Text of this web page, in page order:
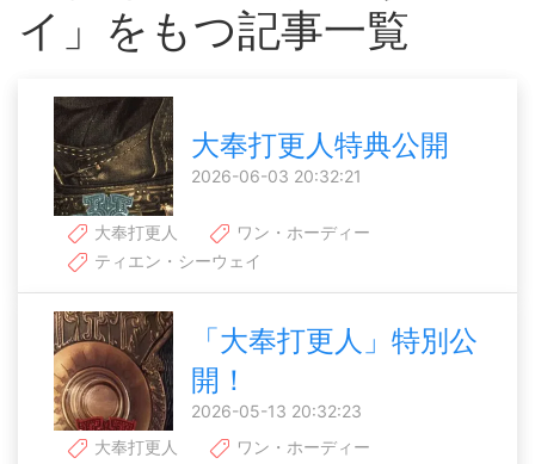
イ」をもつ記事一覧
大奉打更人特典公開
2026-06-03 20:32:21
大奉打更人
ワン・ホーディー
ティエン・シーウェイ
「大奉打更人」特別公
開！
2026-05-13 20:32:23
大奉打更人
ワン・ホーディー